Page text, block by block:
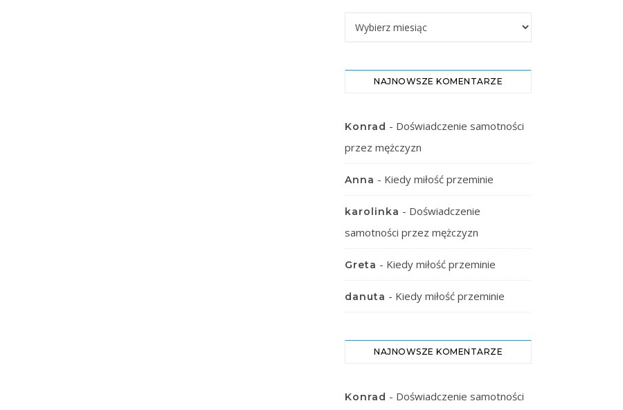
Starsze Wpisy
NAJNOWSZE KOMENTARZE
Konrad - Doświadczenie samotności
przez mężczyzn
Anna - Kiedy miłość przeminie
karolinka - Doświadczenie
samotności przez mężczyzn
Greta - Kiedy miłość przeminie
danuta - Kiedy miłość przeminie
NAJNOWSZE KOMENTARZE
Konrad - Doświadczenie samotności